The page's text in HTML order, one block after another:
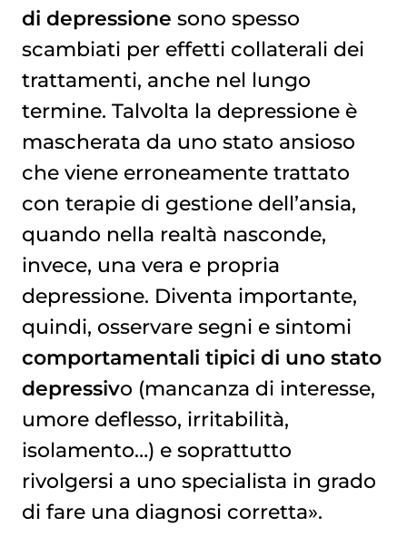
di depressione sono spesso
scambiati per effetti collaterali dei
trattamenti, anche nel lungo
termine. Talvolta la depressione è
mascherata da uno stato ansioso
che viene erroneamente trattato
con terapie di gestione dell’ansia,
quando nella realtà nasconde,
invece, una vera e propria
depressione. Diventa importante,
quindi, osservare segni e sintomi
comportamentali tipici di uno stato
depressivo (mancanza di interesse,
umore deflesso, irritabilità,
isolamento…) e soprattutto
rivolgersi a uno specialista in grado
di fare una diagnosi corretta».